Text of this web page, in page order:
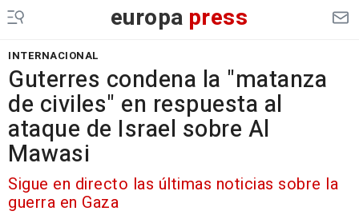
europa press
INTERNACIONAL
Guterres condena la "matanza
de civiles" en respuesta al
ataque de Israel sobre Al
Mawasi
Sigue en directo las últimas noticias sobre la
guerra en Gaza